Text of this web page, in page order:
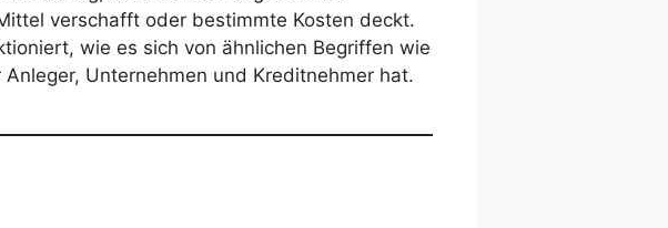
verschafft oder bestimmte Kosten deckt.
wie es sich von ähnlichen Begriffen wie
Unternehmen und Kreditnehmer hat.